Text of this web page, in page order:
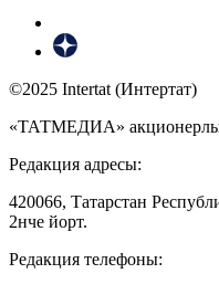
©2025 Intertat (Интертат)
«ТАТМЕДИА»
Редакция адресы:
420066, Татарстан
2нче йорт.
Редакция телефоны: